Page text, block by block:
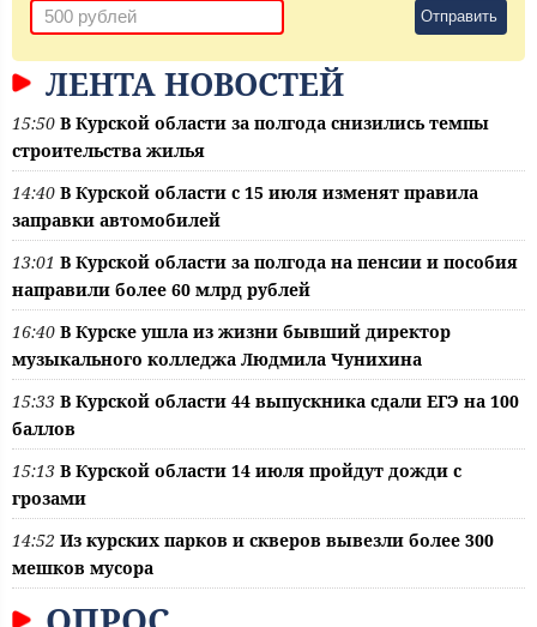
Отправить
ЛЕНТА НОВОСТЕЙ
15:50 В Курской области за полгода снизились темпы
строительства жилья
14:40 В Курской области с 15 июля изменят правила
заправки автомобилей
13:01 В Курской области за полгода на пенсии и пособия
направили более 60 млрд рублей
16:40 В Курске ушла из жизни бывший директор
музыкального колледжа Людмила Чунихина
15:33 В Курской области 44 выпускника сдали ЕГЭ на 100
баллов
15:13 В Курской области 14 июля пройдут дожди с
грозами
14:52 Из курских парков и скверов вывезли более 300
мешков мусора